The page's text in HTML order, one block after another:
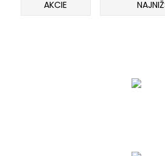
AKCIE
SUMCOVÉ A MORSKÉ PRÚTY